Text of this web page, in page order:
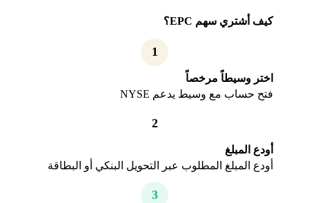
كيف أشتري سهم EPC؟
1
اختر وسيطاً مرخصاً
فتح حساب مع وسيط يدعم NYSE
2
أودع المبلغ
أودع المبلغ المطلوب عبر التحويل البنكي أو البطاقة
3